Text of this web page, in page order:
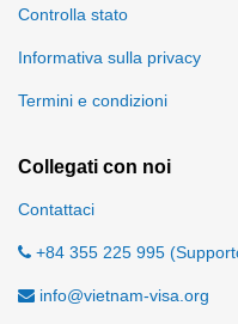
Controlla stato
Informativa sulla privacy
Termini e condizioni
Collegati con noi
Contattaci
+84 355 225 995
info@vietnam-visa.org